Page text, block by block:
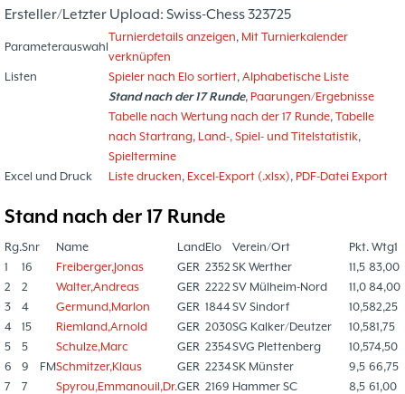
Ersteller/Letzter Upload: Swiss-Chess 323725
Parameterauswahl
Turnierdetails anzeigen, Mit Turnierkalender
verknüpfen
Listen
Spieler nach Elo sortiert, Alphabetische Liste
Stand nach der 17 Runde, Paarungen/Ergebnisse
Tabelle nach Wertung nach der 17 Runde, Tabelle
nach Startrang, Land-, Spiel- und Titelstatistik,
Spieltermine
Excel und Druck
Liste drucken, Excel-Export (.xlsx), PDF-Datei Export
Stand nach der 17 Runde
Rg.Snr Name LandElo Verein/Ort Pkt. Wtg1
1
16 Freiberger,Jonas GER 2352 SK Werther 11,5 83,00
2
2 Walter,Andreas GER 2222 SV Mülheim-Nord 11,0 84,00
3
4 Germund,Marlon GER 1844SV Sindorf 10,582,25
4
15 Riemland,Arnold GER 2030SG Kalker/Deutzer 10,581,75
5
5 Schulze,Marc GER 2354SVG Plettenberg 10,574,50
6
9 FMSchmitzer,Klaus GER 2234SK Münster 9,5 66,75
7
7 Spyrou,Emmanouil,Dr.GER 2169 Hammer SC 8,5 61,00